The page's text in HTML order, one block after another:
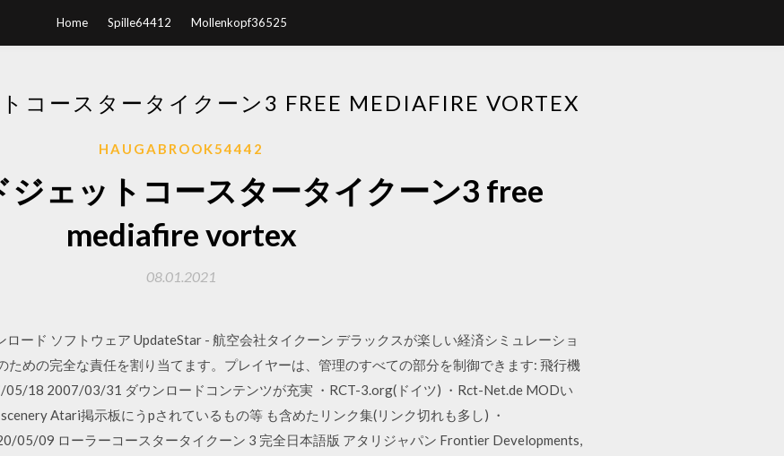
Home Spille64412 Mollenkopf36525
コースタータイクーン3 FREE MEDIAFIRE VORTEX
HAUGABROOK54442
ジェットコースタータイクーン3 free
mediafire vortex
08.01.2021
ード ソフトウェア UpdateStar - 航空会社タイクーン デラックスが楽しい経済シミュレーショ
ための完全な責任を割り当てます。プレイヤーは、管理のすべての部分を制御できます: 飛行機
05/18 2007/03/31 ダウンロードコンテンツが充実 ・RCT-3.org(ドイツ) ・Rct-Net.de MODい
Atari掲示板にうpされているもの等 も含めたリンク集(リンク切れも多し) ・
05/09 ローラーコースタータイクーン 3 完全日本語版 アタリジャパン Frontier Developments,